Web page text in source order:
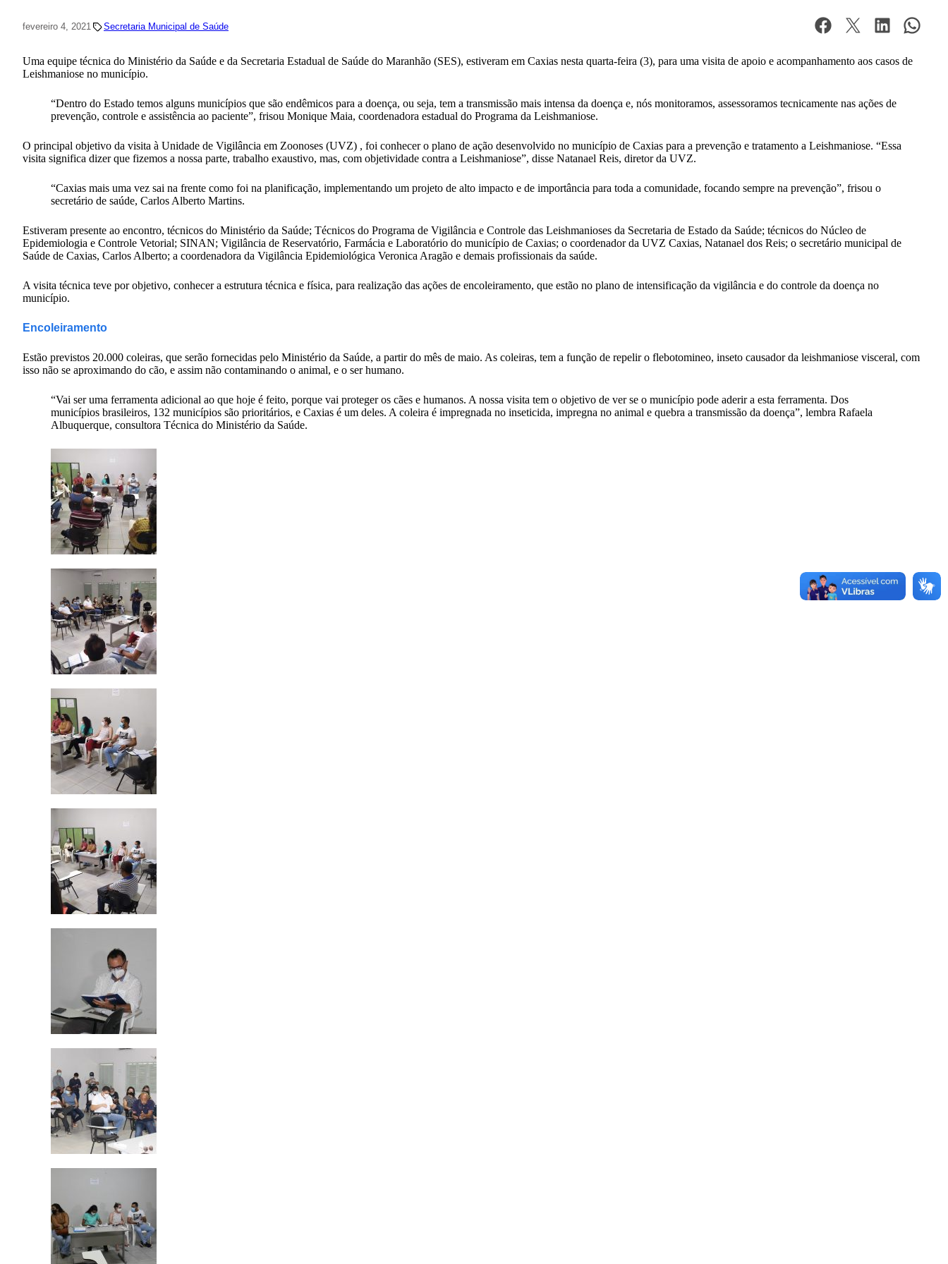
fevereiro 4, 2021 Secretaria Municipal de Saúde
Uma equipe técnica do Ministério da Saúde e da Secretaria Estadual de Saúde do Maranhão (SES), estiveram em Caxias nesta quarta-feira (3), para uma visita de apoio e acompanhamento aos casos de
Leishmaniose no município.
“Dentro do Estado temos alguns municípios que são endêmicos para a doença, ou seja, tem a transmissão mais intensa da doença e, nós monitoramos, assessoramos tecnicamente nas ações de
prevenção, controle e assistência ao paciente”, frisou Monique Maia, coordenadora estadual do Programa da Leishmaniose.
O principal objetivo da visita à Unidade de Vigilância em Zoonoses (UVZ) , foi conhecer o plano de ação desenvolvido no município de Caxias para a prevenção e tratamento a Leishmaniose. “Essa
visita significa dizer que fizemos a nossa parte, trabalho exaustivo, mas, com objetividade contra a Leishmaniose”, disse Natanael Reis, diretor da UVZ.
“Caxias mais uma vez sai na frente como foi na planificação, implementando um projeto de alto impacto e de importância para toda a comunidade, focando sempre na prevenção”, frisou o
secretário de saúde, Carlos Alberto Martins.
Estiveram presente ao encontro, técnicos do Ministério da Saúde; Técnicos do Programa de Vigilância e Controle das Leishmanioses da Secretaria de Estado da Saúde; técnicos do Núcleo de
Epidemiologia e Controle Vetorial; SINAN; Vigilância de Reservatório, Farmácia e Laboratório do município de Caxias; o coordenador da UVZ Caxias, Natanael dos Reis; o secretário municipal de
Saúde de Caxias, Carlos Alberto; a coordenadora da Vigilância Epidemiológica Veronica Aragão e demais profissionais da saúde.
A visita técnica teve por objetivo, conhecer a estrutura técnica e física, para realização das ações de encoleiramento, que estão no plano de intensificação da vigilância e do controle da doença no
município.
Encoleiramento
Estão previstos 20.000 coleiras, que serão fornecidas pelo Ministério da Saúde, a partir do mês de maio. As coleiras, tem a função de repelir o flebotomineo, inseto causador da leishmaniose visceral, com
isso não se aproximando do cão, e assim não contaminando o animal, e o ser humano.
“Vai ser uma ferramenta adicional ao que hoje é feito, porque vai proteger os cães e humanos. A nossa visita tem o objetivo de ver se o município pode aderir a esta ferramenta. Dos
municípios brasileiros, 132 municípios são prioritários, e Caxias é um deles. A coleira é impregnada no inseticida, impregna no animal e quebra a transmissão da doença”, lembra Rafaela
Albuquerque, consultora Técnica do Ministério da Saúde.